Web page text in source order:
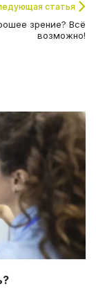
статья
зрение? Всё
возможно!